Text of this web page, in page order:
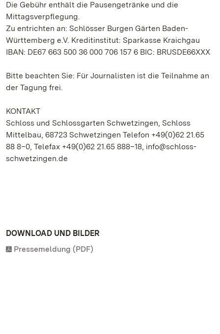
Die Gebühr enthält die Pausengetränke und die
Mittagsverpflegung.
Zu entrichten an: Schlösser Burgen Gärten Baden-
Württemberg e.V. Kreditinstitut: Sparkasse Kraichgau
IBAN: DE67 663 500 36 000 706 157 6 BIC: BRUSDE66XXX
Bitte beachten Sie: Für Journalisten ist die Teilnahme an
der Tagung frei.
KONTAKT
Schloss und Schlossgarten Schwetzingen, Schloss
Mittelbau, 68723 Schwetzingen Telefon +49(0)62 21.65
88 8–0, Telefax +49(0)62 21.65 888–18, info@schloss-
schwetzingen.de
DOWNLOAD UND BILDER
Pressemeldung (PDF)